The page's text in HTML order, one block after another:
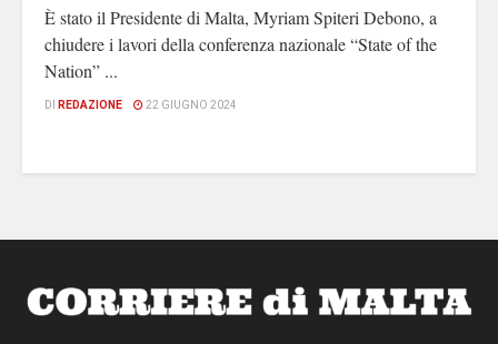
È stato il Presidente di Malta, Myriam Spiteri Debono, a
chiudere i lavori della conferenza nazionale “State of the
Nation” ...
DI REDAZIONE 22 GIUGNO 2024